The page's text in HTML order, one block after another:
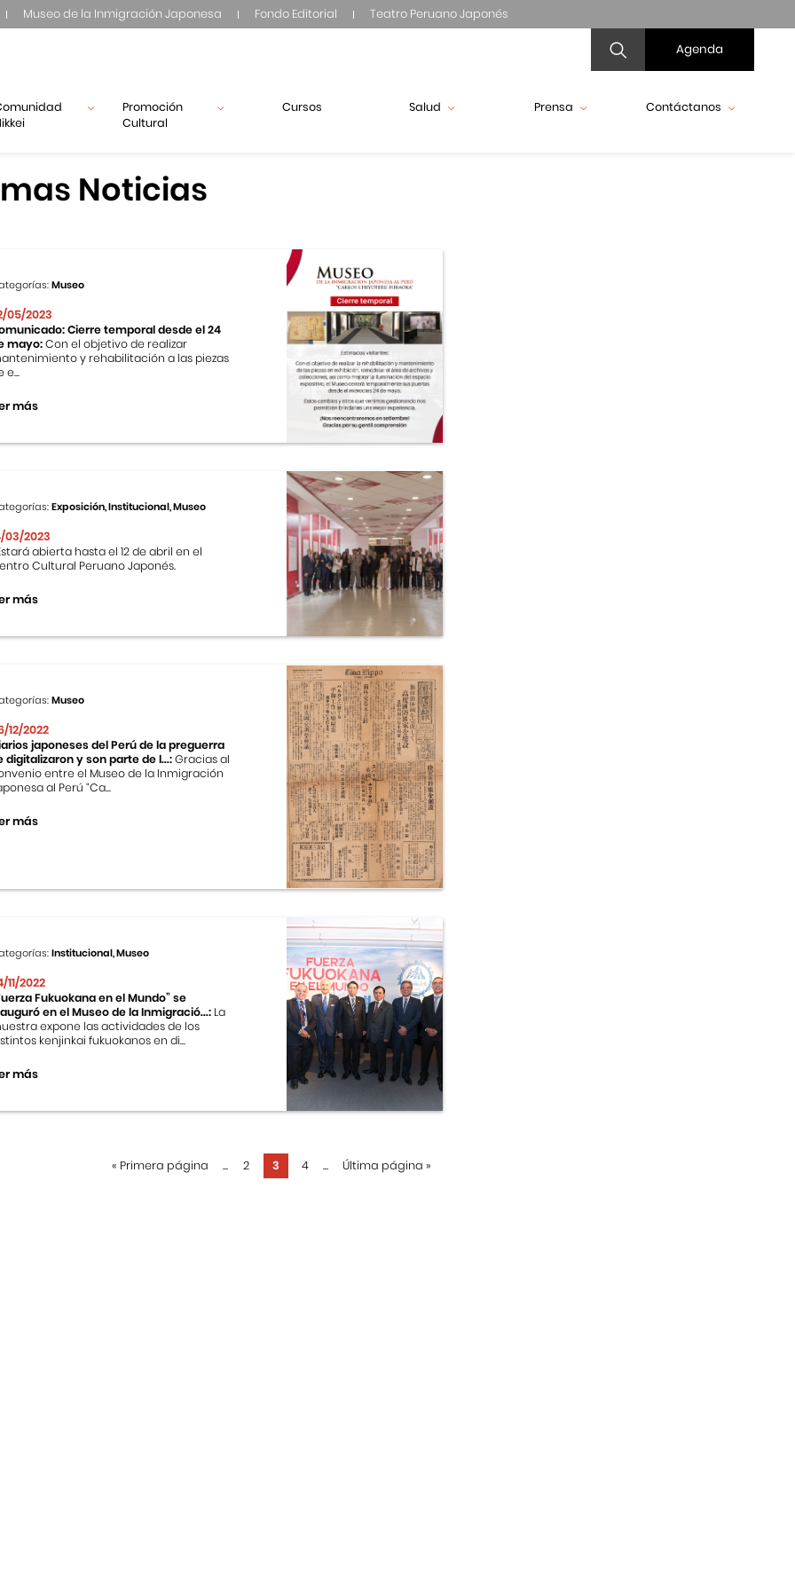
Museo de la Inmigración Japonesa Fondo Editorial Teatro Peruano Japonés
Agenda
Promoción
Cultural
Cursos Salud Prensa Contáctanos
Noticias
Museo
05/2023
Cierre temporal desde el 24
mayo:Con el objetivo de realizar
y rehabilitación a las piezas
e...
más
Exposición, Institucional, Museo
03/2023
abierta hasta el 12 de abril en el
Cultural Peruano Japonés.
más
Museo
12/2022
japoneses del Perú de la preguerra
digitalizaron y son parte de l...:Gracias al
entre el Museo de la Inmigración
al Perú “Ca...
más
Institucional, Museo
11/2022
Fukuokana en el Mundo” se
en el Museo de la Inmigració...: La
expone las actividades de los
kenjinkai fukuokanos en di...
más
« Primera página ... 2 3 4 ... Última página »